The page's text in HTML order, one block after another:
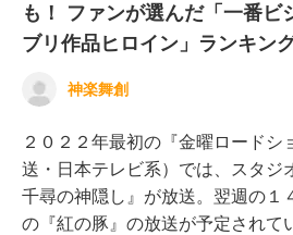
も！ ファンが選んだ「一番ビ
ブリ作品ヒロイン」ランキン
神楽舞創
２０２２年最初の『金曜ロードシ
送・日本テレビ系）では、スタジ
千尋の神隠し』が放送。翌週の１
の『紅の豚』の放送が予定され